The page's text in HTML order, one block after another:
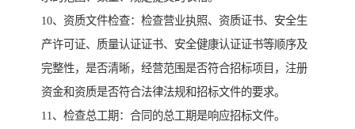
10、资质文件检查：检查营业执照、资质证书、安全生
产许可证、质量认证证书、安全健康认证证书等顺序及
完整性，是否清晰，经营范围是否符合招标项目，注册
资金和资质是否符合法律法规和招标文件的要求。
11、检查总工期：合同的总工期是响应招标文件。